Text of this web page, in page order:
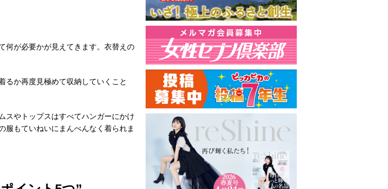
何が必要かが見えてきます。衣替えの
るか再度見極めて収納していくこと
スやトップスはすべてハンガーにかけ
服もていねいにまんべんなく着られま